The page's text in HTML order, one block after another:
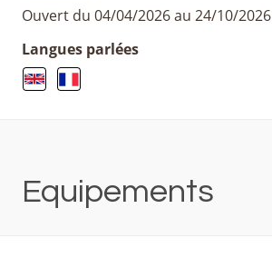
Ouvert du 04/04/2026 au 24/10/2026
Langues parlées
Equipements